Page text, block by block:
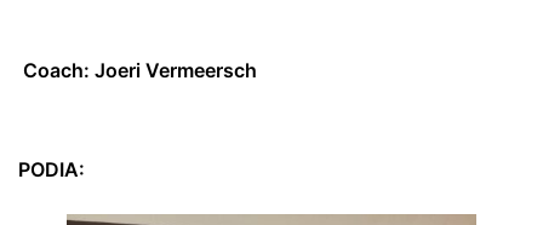
Coach: Joeri Vermeersch
PODIA: